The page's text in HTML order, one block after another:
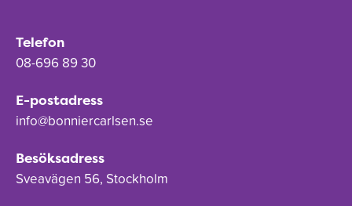
Telefon
08-696 89 30
E-postadress
info@bonniercarlsen.se
Besöksadress
Sveavägen 56, Stockholm